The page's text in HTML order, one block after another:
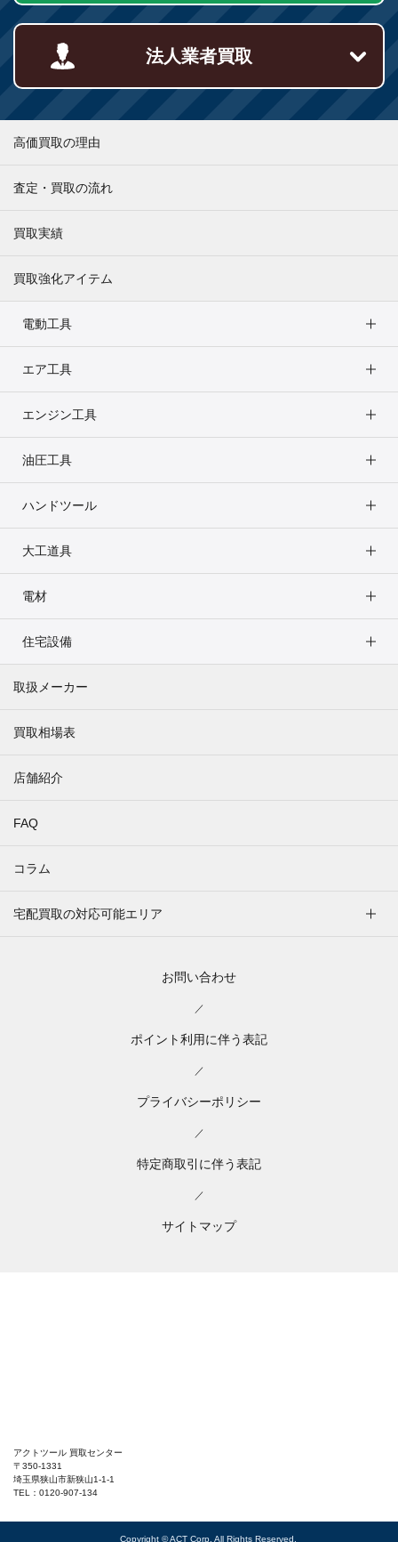
法人業者買取
高価買取の理由
査定・買取の流れ
買取実績
買取強化アイテム
電動工具
エア工具
エンジン工具
油圧工具
ハンドツール
大工道具
電材
住宅設備
取扱メーカー
買取相場表
店舗紹介
FAQ
コラム
宅配買取の対応可能エリア
お問い合わせ
／
ポイント利用に伴う表記
／
プライバシーポリシー
／
特定商取引に伴う表記
／
サイトマップ
アクトツール 買取センター
〒350-1331
埼玉県狭山市新狭山1-1-1
TEL：0120-907-134
Copyright © ACT Corp. All Rights Reserved.